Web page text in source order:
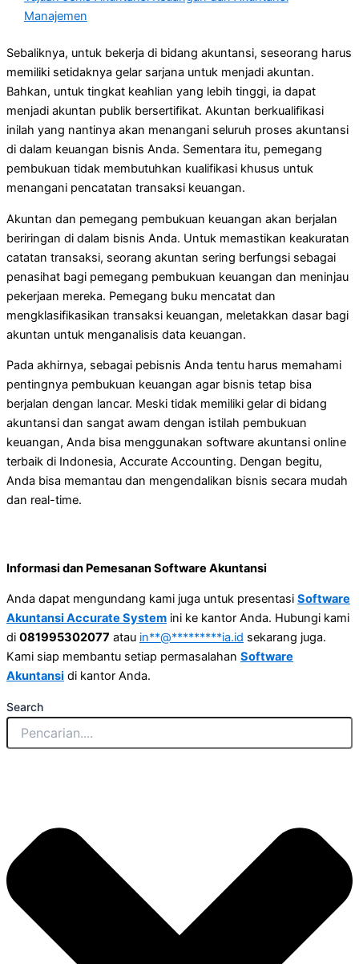
Manajemen
Sebaliknya, untuk bekerja di bidang akuntansi, seseorang harus
memiliki setidaknya gelar sarjana untuk menjadi akuntan.
Bahkan, untuk tingkat keahlian yang lebih tinggi, ia dapat
menjadi akuntan publik bersertifikat. Akuntan berkualifikasi
inilah yang nantinya akan menangani seluruh proses akuntansi
di dalam keuangan bisnis Anda. Sementara itu, pemegang
pembukuan tidak membutuhkan kualifikasi khusus untuk
menangani pencatatan transaksi keuangan.
Akuntan dan pemegang pembukuan keuangan akan berjalan
beriringan di dalam bisnis Anda. Untuk memastikan keakuratan
catatan transaksi, seorang akuntan sering berfungsi sebagai
penasihat bagi pemegang pembukuan keuangan dan meninjau
pekerjaan mereka. Pemegang buku mencatat dan
mengklasifikasikan transaksi keuangan, meletakkan dasar bagi
akuntan untuk menganalisis data keuangan.
Pada akhirnya, sebagai pebisnis Anda tentu harus memahami
pentingnya pembukuan keuangan agar bisnis tetap bisa
berjalan dengan lancar. Meski tidak memiliki gelar di bidang
akuntansi dan sangat awam dengan istilah pembukuan
keuangan, Anda bisa menggunakan software akuntansi online
terbaik di Indonesia, Accurate Accounting. Dengan begitu,
Anda bisa memantau dan mengendalikan bisnis secara mudah
dan real-time.
Informasi dan Pemesanan Software Akuntansi
Anda dapat mengundang kami juga untuk presentasi Software
Akuntansi Accurate System ini ke kantor Anda. Hubungi kami
di 081995302077 atau in**@*********ia.id sekarang juga.
Kami siap membantu setiap permasalahan Software
Akuntansi di kantor Anda.
Search